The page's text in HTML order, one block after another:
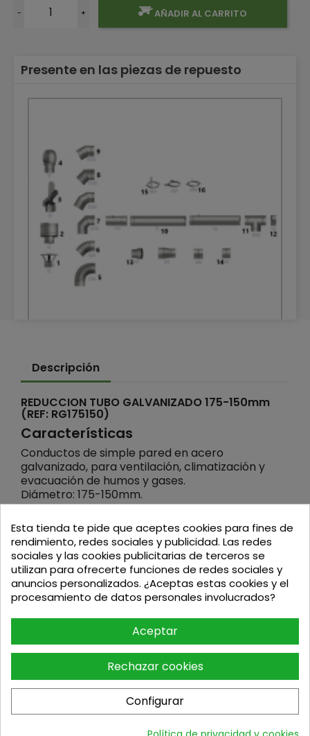
- + AÑADIR AL CARRITO
Presente en las piezas de repuesto
TUBOS DE CALEFACCIÓN GALVANIZADOS
TUBOS DE CALEFACCIÓN GALVANIZADOS
Descripción
REDUCCION TUBO GALVANIZADO 175-150mm
(REF: RG175150)
Características
Conductos de simple pared en acero
galvanizado, para ventilación, climatización y
evacuación de humos y gases.
Diámetro: 175-150mm.
Material: acero galvanizado.
Sistema de unión: macho-hembra, para tubos y
accesorios.
Tipo de combustible: sólidos y gaseosos.
Temperatura máxima permitida: 450ºC.
Aplicaciones
Sistemas de climatización destinados a industrias
agrarias y agropecuarias.
Climatización y ventilación de instalaciones
deportivas, comerciales e industriales
Montaje: uso interior extracción de humos, uso
interior/exterior ventilación y climatización
Esta tienda te pide que aceptes cookies para fines de
rendimiento, redes sociales y publicidad. Las redes
sociales y las cookies publicitarias de terceros se
utilizan para ofrecerte funciones de redes sociales y
anuncios personalizados. ¿Aceptas estas cookies y el
procesamiento de datos personales involucrados?
Aceptar
Rechazar cookies
Configurar